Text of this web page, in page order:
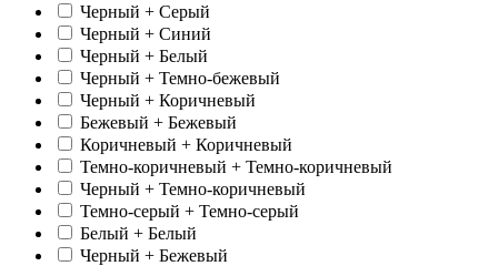
Черный + Серый
Черный + Синий
Черный + Белый
Черный + Темно-бежевый
Черный + Коричневый
Бежевый + Бежевый
Коричневый + Коричневый
Темно-коричневый + Темно-коричневый
Черный + Темно-коричневый
Темно-серый + Темно-серый
Белый + Белый
Черный + Бежевый